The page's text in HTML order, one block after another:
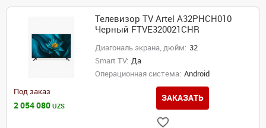
Телевизор TV Artel A32PHCH010
Черный FTVE320021CHR
Диагональ экрана, дюйм: 32
Smart TV: Да
Операционная система: Android
Под заказ
2 054 080 UZS
ЗАКАЗАТЬ